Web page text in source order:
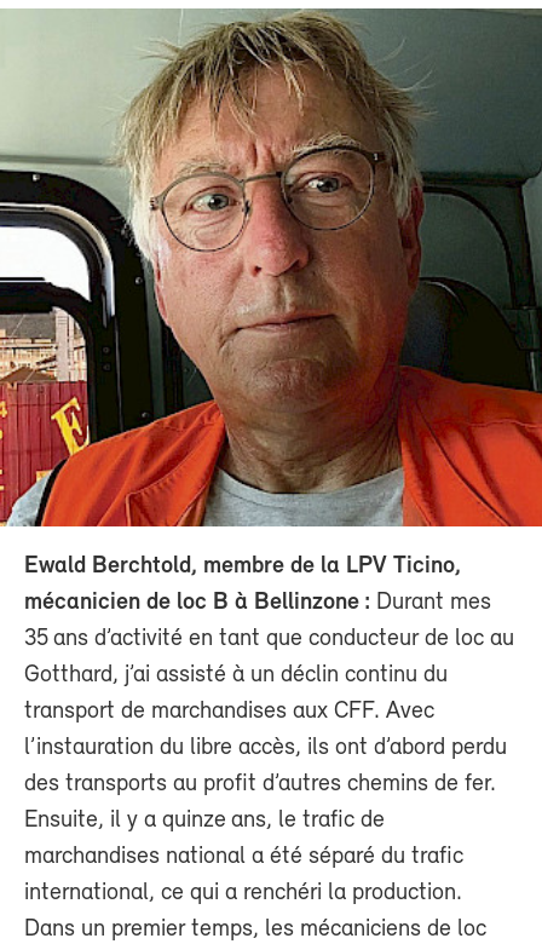
Ewald Berchtold, membre de la LPV Ticino,
mécanicien de loc B à Bellinzone : Durant mes
35 ans d’activité en tant que conducteur de loc au
Gotthard, j’ai assisté à un déclin continu du
transport de marchandises aux CFF. Avec
l’instauration du libre accès, ils ont d’abord perdu
des transports au profit d’autres chemins de fer.
Ensuite, il y a quinze ans, le trafic de
marchandises national a été séparé du trafic
international, ce qui a renchéri la production.
Dans un premier temps, les mécaniciens de loc